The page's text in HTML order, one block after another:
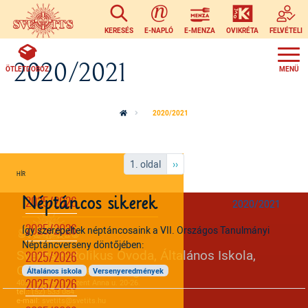
Ugrás a tartalomra
KERESÉS E-NAPLÓ E-MENZA OVIKRÉTA FELVÉTELI
ÖTLETDOBOZ
2020/2021
2020/2021
2025/2026
2025/2026
2025/2026
2025/2026
2020/2021
Néptáncos sikerek
Így szerepeltek néptáncosaink a VII. Országos Tanulmányi
Néptáncverseny döntőjében:
Általános iskola Versenyeredmények
1. oldal Következő oldal
››
Svetits Katolikus Óvoda, Általános Iskola,
Gimnázium és Kollégium
4024 Debrecen, Szent Anna u. 20-26.
tel.:(52) 533 084
e-mail:
svetits@svetits.hu